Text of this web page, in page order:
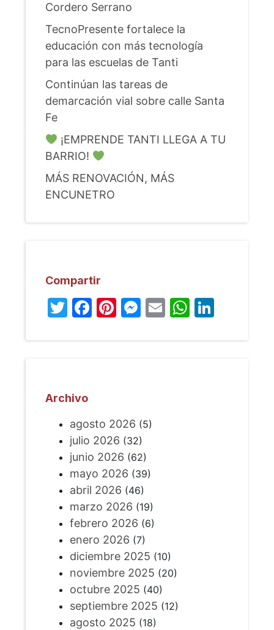
Cordero Serrano
TecnoPresente fortalece la
educación con más tecnología
para las escuelas de Tanti
Continúan las tareas de
demarcación vial sobre calle Santa
Fe
¡EMPRENDE TANTI LLEGA A TU
BARRIO!
MÁS RENOVACIÓN, MÁS
ENCUNETRO
Compartir
Twitter
Facebook
Pinterest
Messenger
Email
Archivo
agosto 2026 (5)
julio 2026 (32)
junio 2026 (62)
mayo 2026 (39)
abril 2026 (46)
marzo 2026 (19)
febrero 2026 (6)
enero 2026 (7)
diciembre 2025 (10)
noviembre 2025 (20)
octubre 2025 (40)
septiembre 2025 (12)
agosto 2025 (18)